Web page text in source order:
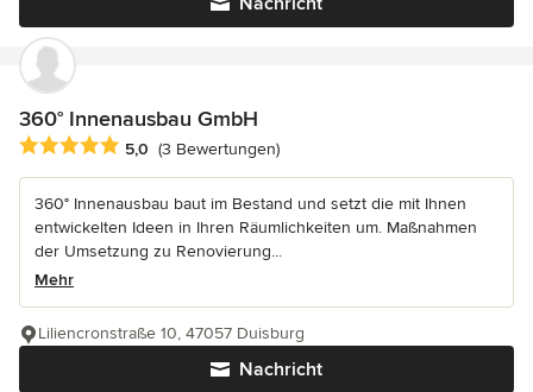
360° Innenausbau GmbH
Durchschnittliche Bewertung: 5 von 5 Sternen
5,0 (3 Bewertungen)
360° Innenausbau baut im Bestand und setzt die mit Ihnen
entwickelten Ideen in Ihren Räumlichkeiten um. Maßnahmen
der Umsetzung zu Renovierung...
Mehr
Nachricht
Liliencronstraße 10, 47057 Duisburg